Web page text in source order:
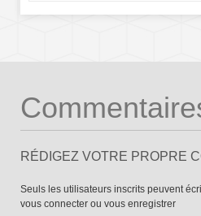
RÉDIGEZ VOTRE PROPRE
Seuls les utilisateurs inscrits peuvent
vous connecter ou vous enregistrer